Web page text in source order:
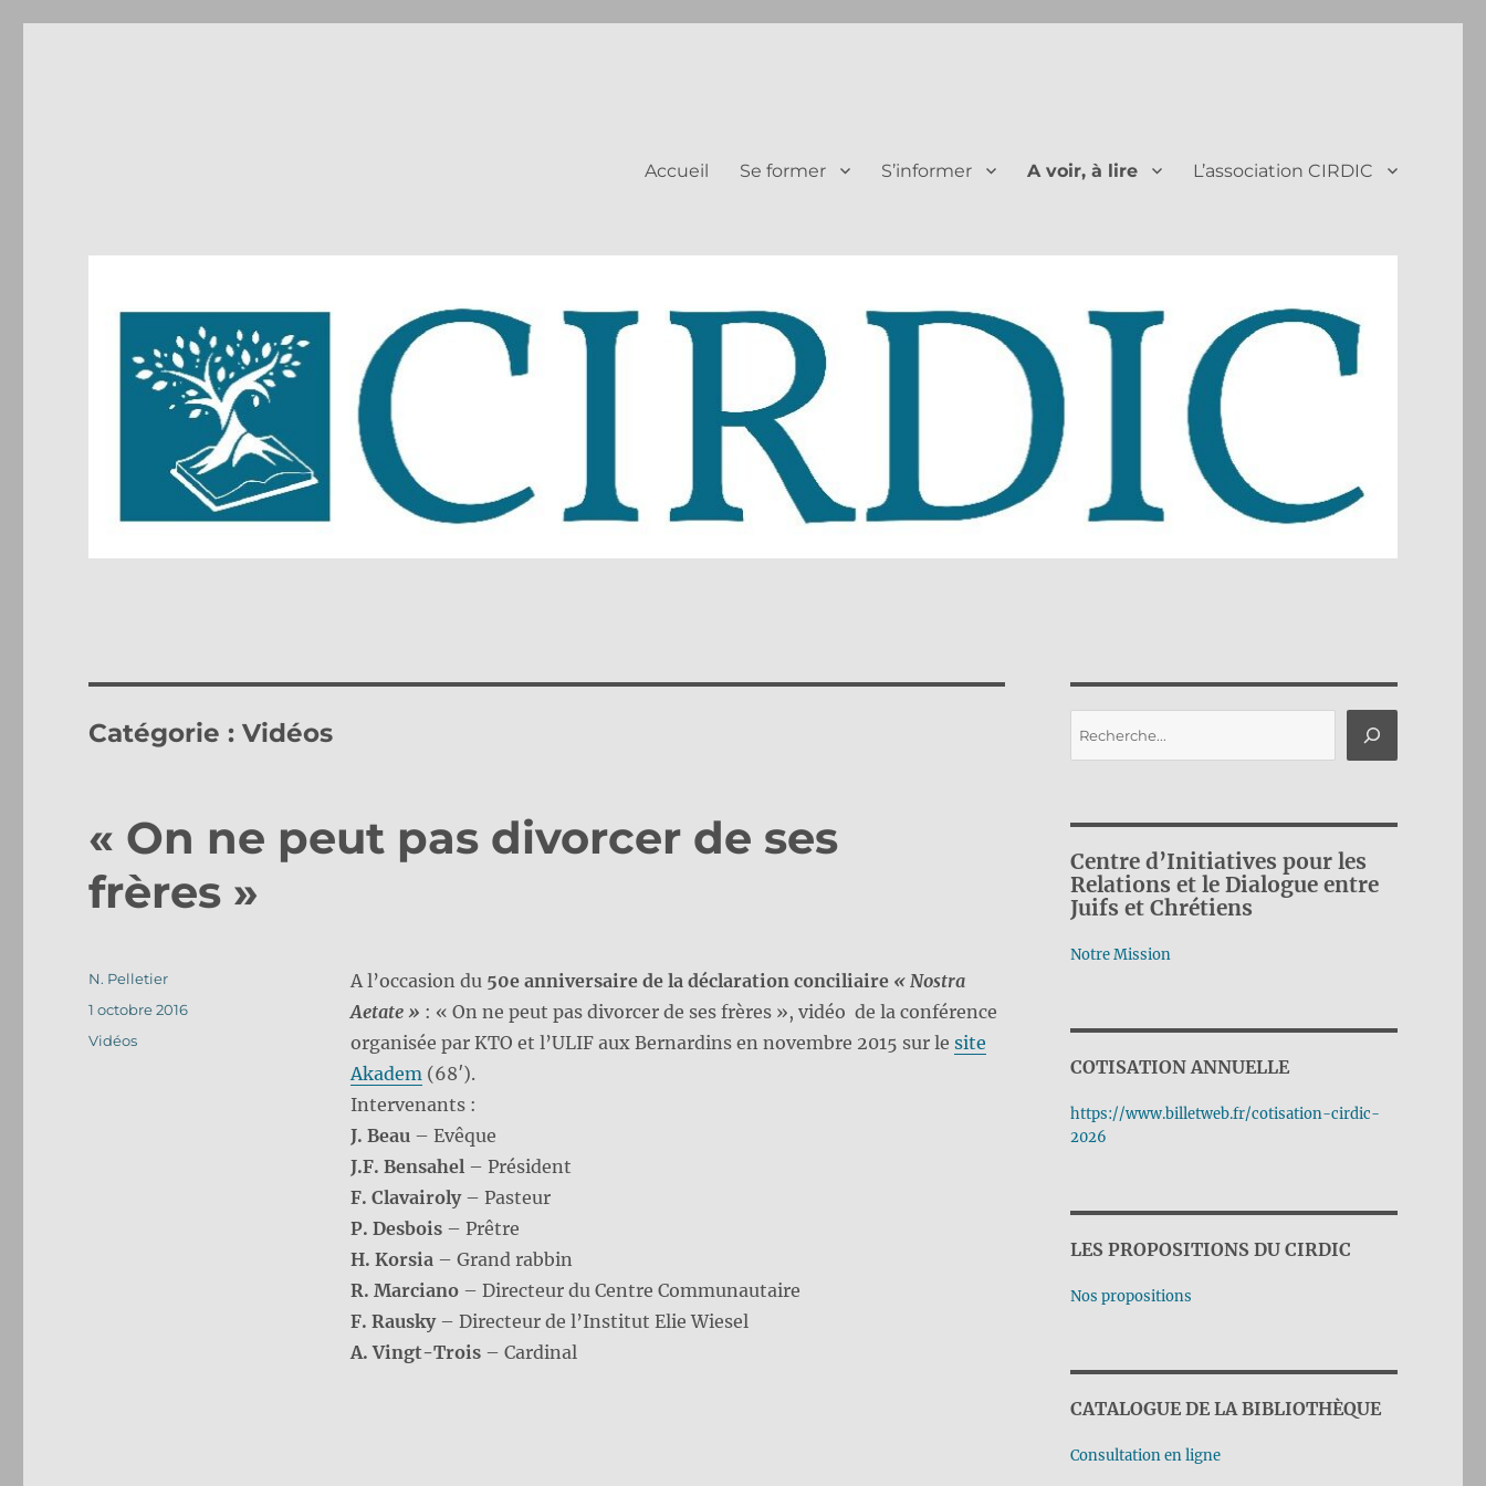
Accueil Se former S’informer A voir, à lire L’association CIRDIC
Catégorie :Vidéos
« On ne peut pas divorcer de ses
frères »
A l’occasion du 50e anniversaire de la déclaration conciliaire « Nostra
Aetate » : « On ne peut pas divorcer de ses frères », vidéo de la conférence
organisée par KTO et l’ULIF aux Bernardins en novembre 2015 sur le site
Akadem(68′).
Intervenants :
J. Beau– Evêque
J.F. Bensahel– Président
F. Clavairoly– Pasteur
P. Desbois– Prêtre
H. Korsia– Grand rabbin
R. Marciano– Directeur du Centre Communautaire
F. Rausky– Directeur de l’Institut Elie Wiesel
A. Vingt-Trois– Cardinal
Auteur
N. Pelletier
Publié
le
1 octobre 2016
Catégories
Vidéos
Centre d’Initiatives pour les
Relations et le Dialogue entre
Juifs et Chrétiens
Notre Mission
COTISATION ANNUELLE
https://www.billetweb.fr/cotisation-cirdic-
2026
LES PROPOSITIONS DU CIRDIC
Nos propositions
CATALOGUE DE LA BIBLIOTHÈQUE
Consultation en ligne